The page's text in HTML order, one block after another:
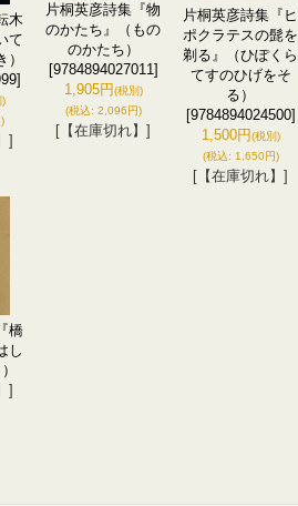
木
て
)
]
片桐英彦詩集『物
のかたち』（もの
のかたち）
[9784894027011]
1,905円(税別)
(税込: 2,096円)
[【在庫切れ】]
片桐英彦詩集『ヒ
ポクラテスの髭を
剃る』（ひぽくら
てすのひげをそ
る）
[9784894024500]
1,500円(税別)
(税込: 1,650円)
[【在庫切れ】]
橋
し
]